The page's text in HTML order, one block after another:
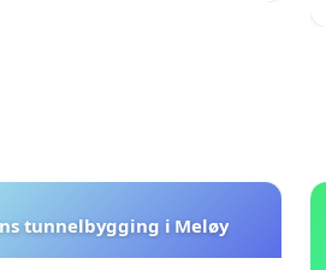
tunnelbygging i Meløy